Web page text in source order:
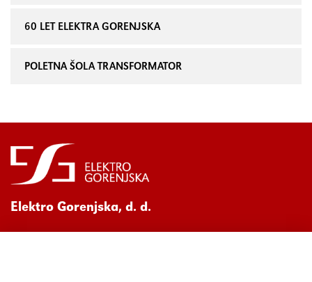
60 LET ELEKTRA GORENJSKA
POLETNA ŠOLA TRANSFORMATOR
Elektro Gorenjska, d. d.